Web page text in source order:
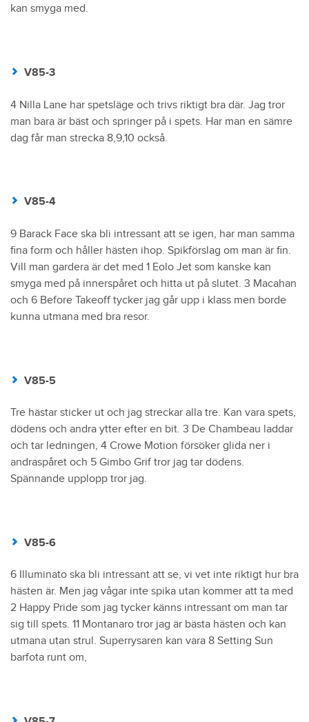
kan smyga med.
V85-3
4 Nilla Lane har spetsläge och trivs riktigt bra där. Jag tror
man bara är bäst och springer på i spets. Har man en sämre
dag får man strecka 8,9,10 också.
V85-4
9 Barack Face ska bli intressant att se igen, har man samma
fina form och håller hästen ihop. Spikförslag om man är fin.
Vill man gardera är det med 1 Eolo Jet som kanske kan
smyga med på innerspåret och hitta ut på slutet. 3 Macahan
och 6 Before Takeoff tycker jag går upp i klass men borde
kunna utmana med bra resor.
V85-5
Tre hästar sticker ut och jag streckar alla tre. Kan vara spets,
dödens och andra ytter efter en bit. 3 De Chambeau laddar
och tar ledningen, 4 Crowe Motion försöker glida ner i
andraspåret och 5 Gimbo Grif tror jag tar dödens.
Spännande upplopp tror jag.
V85-6
6 Illuminato ska bli intressant att se, vi vet inte riktigt hur bra
hästen är. Men jag vågar inte spika utan kommer att ta med
2 Happy Pride som jag tycker känns intressant om man tar
sig till spets. 11 Montanaro tror jag är bästa hästen och kan
utmana utan strul. Superrysaren kan vara 8 Setting Sun
barfota runt om,